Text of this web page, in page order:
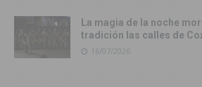
La magia de la noche
tradición las calles de
16/07/2026